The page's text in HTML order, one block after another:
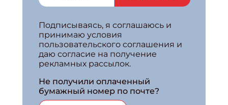
Подписываясь, я соглашаюсь и
принимаю условия
пользовательского соглашения и
даю согласие на получение
рекламных рассылок.
Не получили оплаченный
бумажный номер по почте?